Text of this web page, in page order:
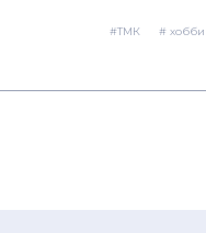
#ТМК # хобби